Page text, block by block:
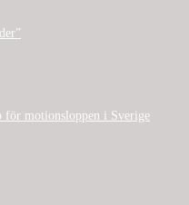
för motionsloppen i Sverige